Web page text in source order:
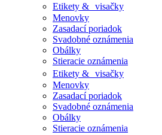
Etikety & visačky
Menovky
Zasadací poriadok
Svadobné oznámenia
Obálky
Stieracie oznámenia
Etikety & visačky
Menovky
Zasadací poriadok
Svadobné oznámenia
Obálky
Stieracie oznámenia